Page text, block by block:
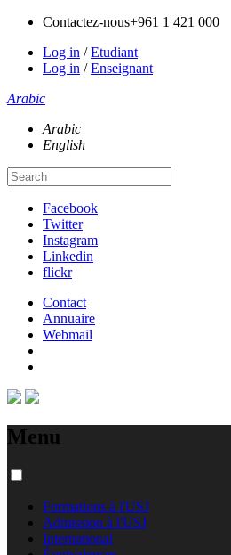
Contactez-nous+961 1 421 000
Log in /Etudiant
Log in /Enseignant
Arabic
Arabic
English
Facebook
Twitter
Instagram
Linkedin
flickr
Contact
Annuaire
Webmail
Menu
Formations à l'USJ
Admission à l'USJ
International